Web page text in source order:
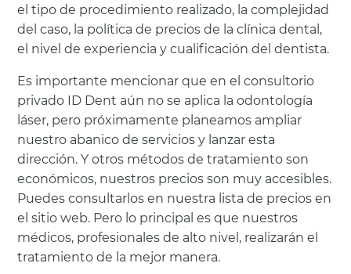
el tipo de procedimiento realizado, la complejidad
del caso, la política de precios de la clínica dental,
el nivel de experiencia y cualificación del dentista.
Es importante mencionar que en el consultorio
privado ID Dent aún no se aplica la odontología
láser, pero próximamente planeamos ampliar
nuestro abanico de servicios y lanzar esta
dirección. Y otros métodos de tratamiento son
económicos, nuestros precios son muy accesibles.
Puedes consultarlos en nuestra lista de precios en
el sitio web. Pero lo principal es que nuestros
médicos, profesionales de alto nivel, realizarán el
tratamiento de la mejor manera.